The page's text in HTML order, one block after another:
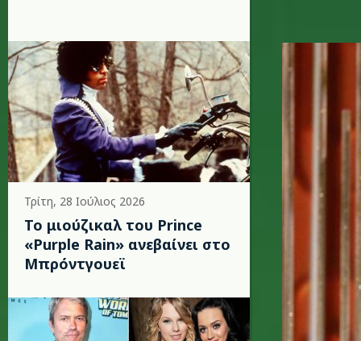
Τρίτη, 28 Ιούλιος 2026
Το μιούζικαλ του Prince
«Purple Rain» ανεβαίνει στο
Μπρόντγουεϊ
image-